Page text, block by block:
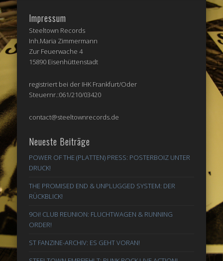
Impressum
Steeltown Records
Inh.Maria Zimmermann
Zur Feuerwache 4
15890 Eisenhüttenstadt
registriert bei der IHK Frankfurt/Oder
Steuernr.:061/210/03420
contact@steeltownrecords.de
Neueste Beiträge
POWER OF THE (PLATTEN) PRESS: POSTERBOIZ UNTER
DRUCK!
THE PROMISED END & UNPLUGGED SYSTEM: DER
RÜCKBLICK!
9Oi! CLUB REUNION: FLUCHTWAGEN & RUNNING
ORDER!
ST FANZINE-ARCHIV: ES GEHT VORAN!